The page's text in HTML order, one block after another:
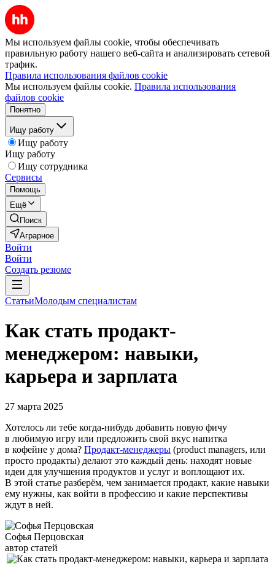
Мы используем файлы cookie, чтобы обеспечивать
правильную работу нашего веб-сайта и анализировать сетевой
трафик.
Правила использования файлов cookie
Мы используем файлы cookie. Правила использования
файлов cookie
Понятно
Ищу работу
Ищу работу
Ищу работу
Ищу сотрудника
Сервисы
Помощь
Ещё
Поиск
Аграрное
Войти
Войти
Создать резюме
СтатьиМолодым специалистам
Как стать продакт-
менеджером: навыки,
карьера и зарплата
27 марта 2025
Хотелось ли тебе когда-нибудь добавить новую фичу
в любимую игру или предложить свой вкус напитка
в кофейне у дома? Продакт-менеджеры (product managers, или
просто продакты) делают это каждый день: находят новые
идеи для улучшения продуктов и услуг и воплощают их.
В этой статье разберём, чем занимается продакт, какие навыки
ему нужны, как войти в профессию и какие перспективы
ждут в ней.
Софья Перцовская
автор статей